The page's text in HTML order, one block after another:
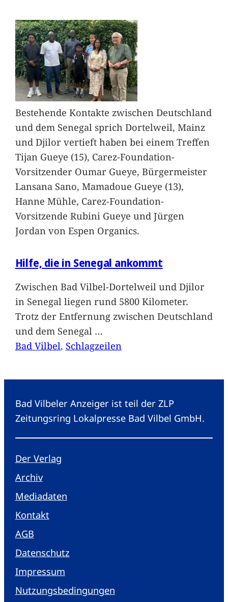
Bestehende Kontakte zwischen Deutschland
und dem Senegal sprich Dortelweil, Mainz
und Djilor vertieft haben bei einem Treffen
Tijan Gueye (15), Carez-Foundation-
Vorsitzender Oumar Gueye, Bürgermeister
Lansana Sano, Mamadoue Gueye (13),
Hanne Mühle, Carez-Foundation-
Vorsitzende Rubini Gueye und Jürgen
Jordan von Espen Organics.
Hilfe, die in Senegal ankommt
Zwischen Bad Vilbel-Dortelweil und Djilor
in Senegal liegen rund 5800 Kilometer.
Trotz der Entfernung zwischen Deutschland
und dem Senegal …
Bad Vilbel, Schlagzeilen
Bad Vilbeler Anzeiger ist teil der ZLP
Zeitungsring Lokalpresse Bad Vilbel GmbH.
Der Verlag
Archiv
Mediadaten
Kontakt
AGB
Datenschutz
Impressum
Nutzungsbedingungen